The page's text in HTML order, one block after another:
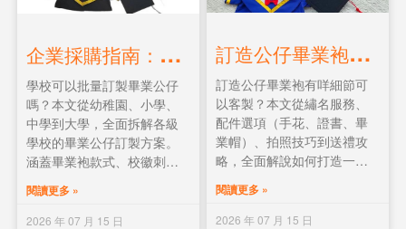
企
業採購指南：學校畢業公仔批量訂製｜幼稚園、小學、中學、大學畢業禮物方案
學校可以批量訂製畢業公仔
嗎？本文從幼稚園、小學、
中學到大學，全面拆解各級
學校的畢業公仔訂製方案。
涵蓋畢業袍款式、校徽刺
批量訂購優惠，幫學校輕鬆
準備獨一無二的畢業禮物。
閱讀更多 »
2026 年 07 月 15 日
訂
造公仔畢業袍終極攻略：繡名、配件、拍照與送禮全指南
訂造公仔畢業袍有咩細節可
以客製？本文從繡名服務、
配件選項（手花、證書、畢
業帽）、拍照技巧到送禮攻
略，全面解說如何打造一份
獨一無二的畢業禮物，讓畢
業生留住最珍貴的回憶。
閱讀更多 »
2026 年 07 月 15 日